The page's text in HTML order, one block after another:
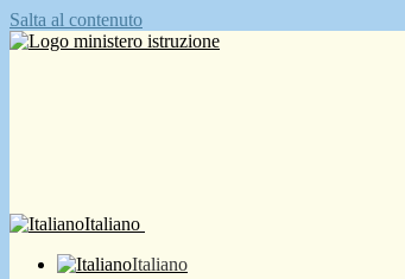
Salta al contenuto
Italiano
Italiano